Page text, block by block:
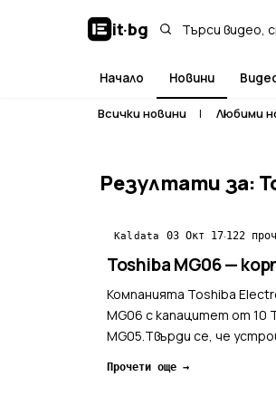
it·bg
Начало Новини
Всички новини | Любими
Резултати за:
Kaldata 03 Окт 17·122
Toshiba MG06 —
Компанията Toshiba
MG06 с капацитет от 10
MG05.Твърди се, че
Прочети още →